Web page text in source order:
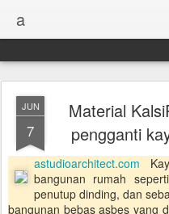
a
JUN
7
Material
pengganti
astudioarchitect.com
bangunan rumah
penutup dinding, dan
bangunan bebas asbes yang